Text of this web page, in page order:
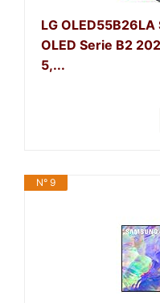
LG
OLED Serie B2
5,...
N° 9